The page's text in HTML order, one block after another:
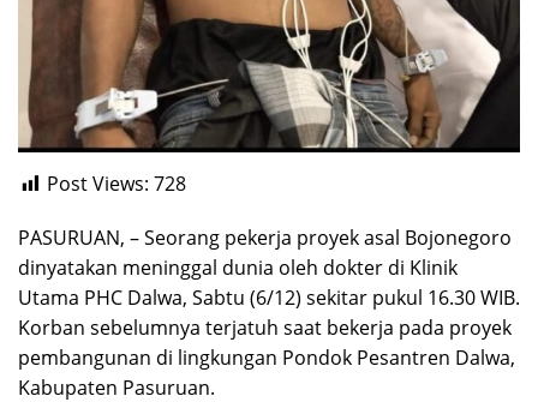
Post Views: 728
PASURUAN, – Seorang pekerja proyek asal Bojonegoro
dinyatakan meninggal dunia oleh dokter di Klinik
Utama PHC Dalwa, Sabtu (6/12) sekitar pukul 16.30 WIB.
Korban sebelumnya terjatuh saat bekerja pada proyek
pembangunan di lingkungan Pondok Pesantren Dalwa,
Kabupaten Pasuruan.